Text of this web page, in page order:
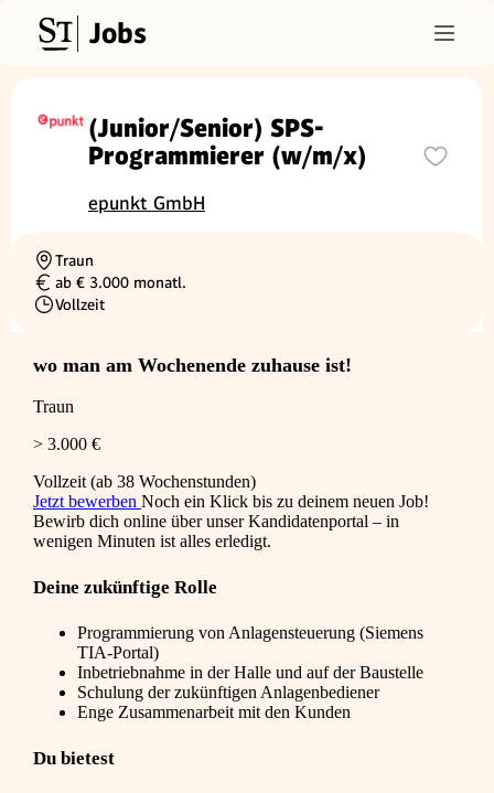
Jobs
(Junior/Senior) SPS-
Programmierer (w/m/x)
epunkt GmbH
Ortschaft
Traun
Gehalt
ab € 3.000 monatl.
Beschäftigungsart
Vollzeit
wo man am Wochenende zuhause ist!
Traun
> 3.000 €
Vollzeit (ab 38 Wochenstunden)
Jetzt bewerben Noch ein Klick bis zu deinem neuen Job!
Bewirb dich online über unser Kandidatenportal – in
wenigen Minuten ist alles erledigt.
Deine zukünftige Rolle
Programmierung von Anlagensteuerung (Siemens
TIA-Portal)
Inbetriebnahme in der Halle und auf der Baustelle
Schulung der zukünftigen Anlagenbediener
Enge Zusammenarbeit mit den Kunden
Du bietest